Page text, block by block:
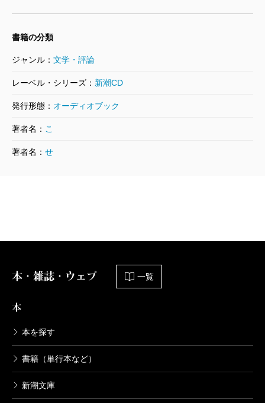
書籍の分類
ジャンル： 文学・評論
レーベル・シリーズ： 新潮CD
発行形態： オーディオブック
著者名： こ
著者名： せ
本・雑誌・ウェブ 一覧
本
本を探す
書籍（単行本など）
新潮文庫